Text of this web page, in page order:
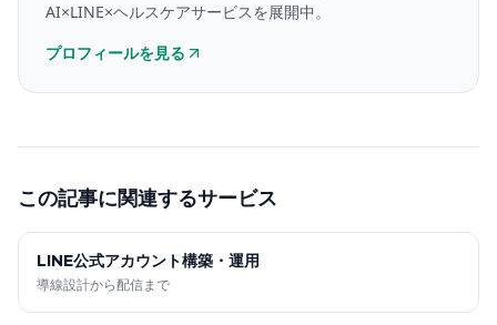
AI×LINE×ヘルスケアサービスを展開中。
プロフィールを見る
この記事に関連するサービス
LINE公式アカウント構築・運用
導線設計から配信まで